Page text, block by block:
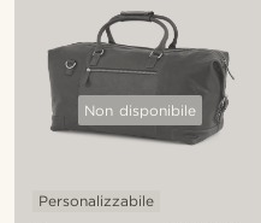
Non disponibile
Personalizzabile